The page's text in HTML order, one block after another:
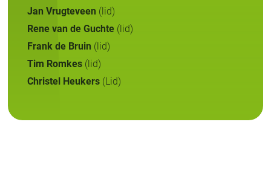
Jan Vrugteveen (lid)
Rene van de Guchte (lid)
Frank de Bruin (lid)
Tim Romkes (lid)
Christel Heukers (Lid)